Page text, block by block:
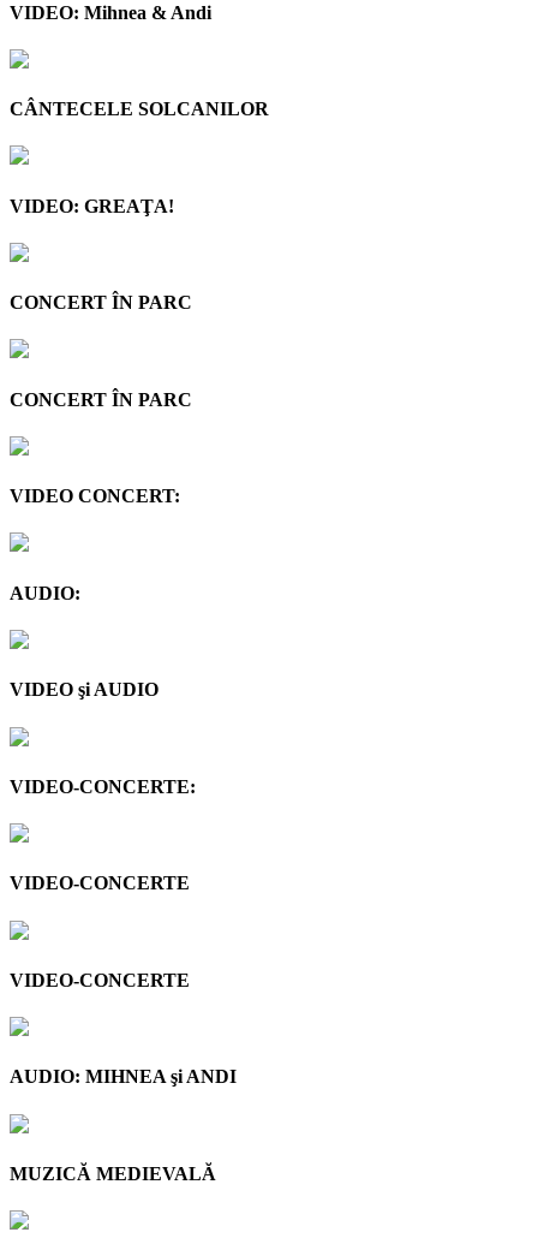
VIDEO: Mihnea & Andi
CÂNTECELE SOLCANILOR
VIDEO: GREAŢA!
CONCERT ÎN PARC
CONCERT ÎN PARC
VIDEO CONCERT:
AUDIO:
VIDEO şi AUDIO
VIDEO-CONCERTE:
VIDEO-CONCERTE
VIDEO-CONCERTE
AUDIO: MIHNEA şi ANDI
MUZICĂ MEDIEVALĂ